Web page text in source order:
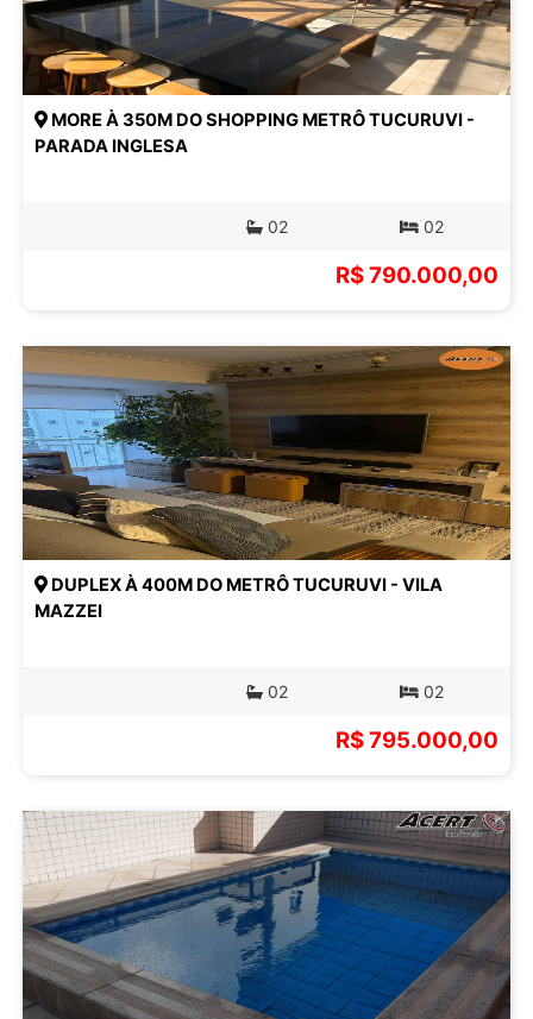
MORE À 350M DO SHOPPING METRÔ TUCURUVI -
PARADA INGLESA
02 02
R$ 790.000,00
DUPLEX À 400M DO METRÔ TUCURUVI - VILA
MAZZEI
02 02
R$ 795.000,00